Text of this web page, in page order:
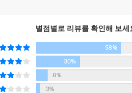
정 관리를 배워야만 기분을 다스릴
이 이야기한다. 감정이 우리를 어떻
한다는 이야기도 있고, 동시에 감정
을 다루는 방법은 달라진다.
별점별로 리뷰를 확인해 보세
58%
30%
8%
3%